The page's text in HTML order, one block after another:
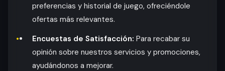
preferencias y historial de juego, ofreciéndole
ofertas más relevantes.
Encuestas de Satisfacción: Para recabar su
opinión sobre nuestros servicios y promociones,
ayudándonos a mejorar.